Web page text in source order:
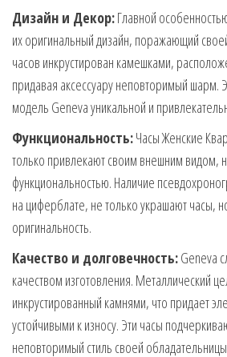
Дизайн и Декор:Главной
их оригинальный дизайн, поражающий
часов инкрустирован камешками,
придавая аксессуару неповторимый шарм.
модель Geneva уникальной и
Функциональность:Часы Женские
только привлекают своим внешним видом,
функциональностью. Наличие
на циферблате, не только украшают часы,
оригинальность.
Качество и долговечность:Geneva
качеством изготовления. Металлический
инкрустированный камнями, что придает
устойчивыми к износу. Эти часы
неповторимый стиль своей